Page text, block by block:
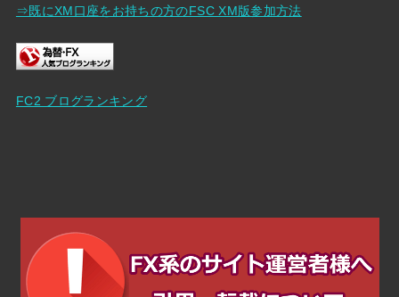
⇒既にXM口座をお持ちの方のFSC XM版参加方法
FC2 ブログランキング